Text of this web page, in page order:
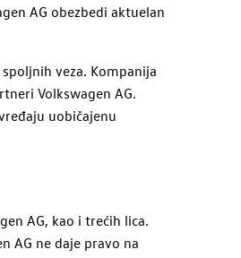
AG obezbedi aktuelan
veza. Kompanija
Volkswagen AG.
uobičajenu
AG, kao i trećih lica.
AG ne daje pravo na